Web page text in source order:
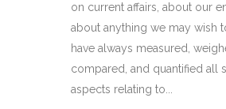
on current affairs, about our
about anything we may wish
have always measured,
compared, and quantified all
aspects relating to...